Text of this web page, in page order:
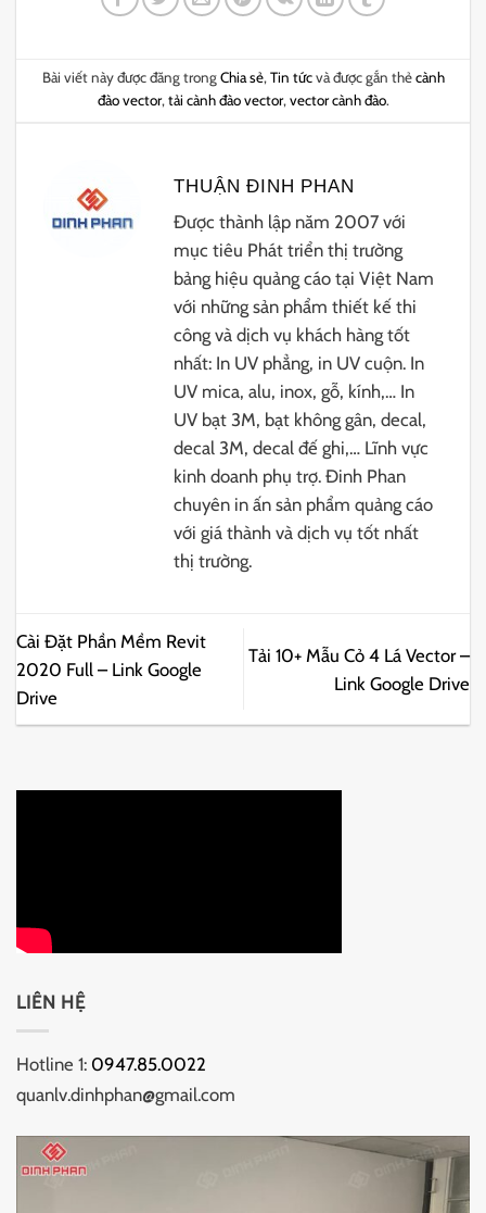
Bài viết này được đăng trongChia sẻ,Tin tứcvà được gắn thẻcành
đào vector,tải cành đào vector,vector cành đào.
THUẬN ĐINH PHAN
Được thành lập năm 2007 với
mục tiêu Phát triển thị trường
bảng hiệu quảng cáo tại Việt Nam
với những sản phẩm thiết kế thi
công và dịch vụ khách hàng tốt
nhất: In UV phẳng, in UV cuộn. In
UV mica, alu, inox, gỗ, kính,… In
UV bạt 3M, bạt không gân, decal,
decal 3M, decal đế ghi,… Lĩnh vực
kinh doanh phụ trợ. Đinh Phan
chuyên in ấn sản phẩm quảng cáo
với giá thành và dịch vụ tốt nhất
thị trường.
Cài Đặt Phần Mềm Revit
2020 Full – Link Google
Drive
Tải 10+ Mẫu Cỏ 4 Lá Vector –
Link Google Drive
LIÊN HỆ
Hotline 1: 0947.85.0022
quanlv.dinhphan@gmail.com